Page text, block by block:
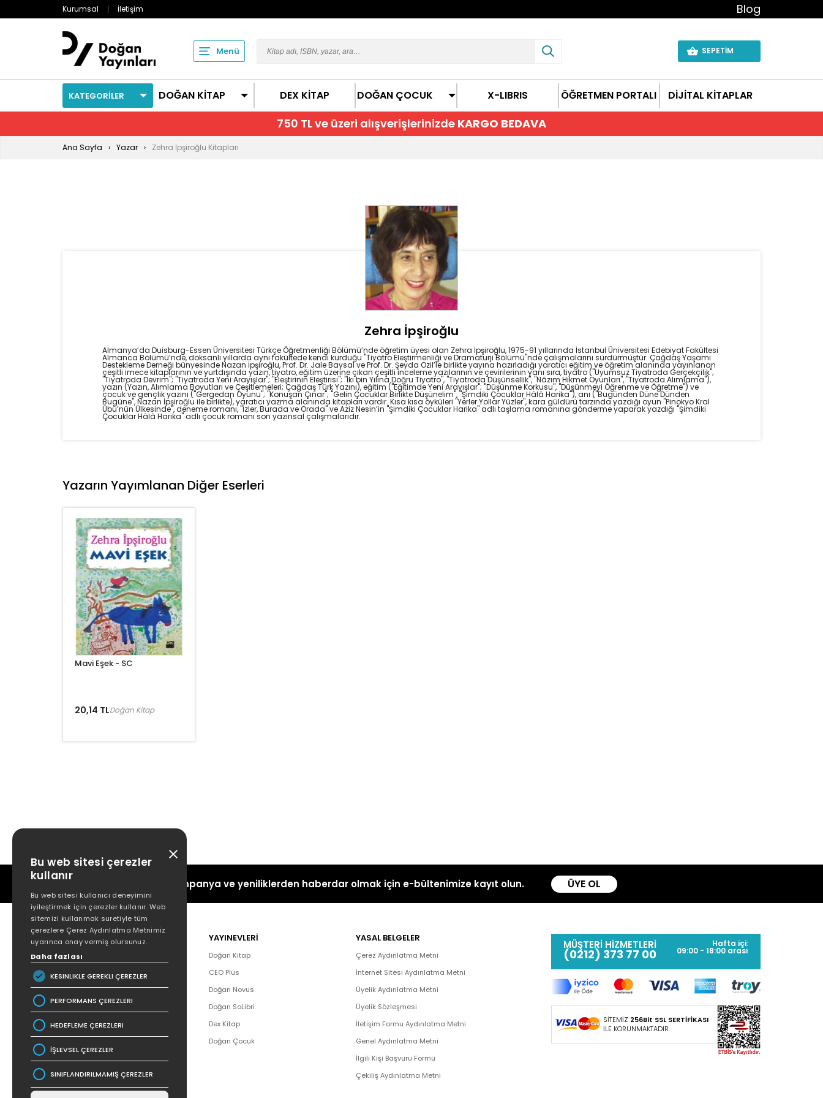
Kurumsal İletişim Blog
Menü SEPETİM
KATEGORİLER DOĞAN KİTAP DEX KİTAP DOĞAN ÇOCUK X-LIBRIS ÖĞRETMEN PORTALI DİJİTAL KİTAPLAR
750 TL ve üzeri alışverişlerinizde KARGO BEDAVA
Ana Sayfa Yazar Zehra İpşiroğlu Kitapları
Zehra İpşiroğlu
Almanya’da Duisburg-Essen Üniversitesi Türkçe Öğretmenliği Bölümü’nde öğretim üyesi olan Zehra İpşiroğlu, 1975-91 yıllarında İstanbul Üniversitesi Edebiyat Fakültesi
Almanca Bölümü’nde, doksanlı yıllarda aynı fakültede kendi kurduğu "Tiyatro Eleştirmenliği ve Dramaturji Bölümü"nde çalışmalarını sürdürmüştür. Çağdaş Yaşamı
Destekleme Derneği bünyesinde Nazan İpşiroğlu, Prof. Dr. Jale Baysal ve Prof. Dr. Şeyda Ozil’le birlikte yayına hazırladığı yaratıcı eğitim ve öğretim alanında yayınlanan
çeşitli imece kitaplarının ve yurtdışında yazın, tiyatro, eğitim üzerine çıkan çeşitli inceleme yazılarının ve çevirilerinin yanı sıra, tiyatro ("Uyumsuz Tiyatroda Gerçekçilik";
"Tiyatroda Devrim"; "Tiyatroda Yeni Arayışlar"; "Eleştirinin Eleştirisi"; "İki bin Yılına Doğru Tiyatro", "Tiyatroda Düşünsellik", "Nâzım Hikmet Oyunları", "Tiyatroda Alımlama"),
yazın (Yazın, Alımlama Boyutları ve Çeşitlemeleri; Çağdaş Türk Yazını), eğitim ("Eğitimde Yeni Arayışlar"; "Düşünme Korkusu", "Düşünmeyi Öğrenme ve Öğretme") ve
çocuk ve gençlik yazını ("Gergedan Oyunu"; "Konuşan Çınar"; "Gelin Çocuklar Birlikte Düşünelim", "Şimdiki Çocuklar Hâlâ Harika"), anı ("Bugünden Düne Dünden
Bugüne", Nazan İpşiroğlu ile birlikte), yaratıcı yazma alanında kitapları vardır. Kısa kısa öyküleri "Yerler Yollar Yüzler", kara güldürü tarzında yazdığı oyun "Pinokyo Kral
Übü’nün Ülkesinde", deneme romanı, "İzler, Burada ve Orada" ve Aziz Nesin’in "Şimdiki Çocuklar Harika" adlı taşlama romanına gönderme yaparak yazdığı "Şimdiki
Çocuklar Hâlâ Harika" adlı çocuk romanı son yazınsal çalışmalarıdır.
Yazarın Yayımlanan Diğer Eserleri
Mavi Eşek - SC
20,14 TLDoğan Kitap
Kampanya ve yeniliklerden haberdar olmak için e-bültenimize kayıt olun. ÜYE OL
POPÜLER
Hakkımızda
Yazar Listesi
İletişim
Bizden Haberler
YAYINEVLERİ
Doğan Kitap
CEO Plus
Doğan Novus
Doğan SoLibri
Dex Kitap
Doğan Çocuk
YASAL BELGELER
Çerez Aydınlatma Metni
İnternet Sitesi Aydınlatma Metni
Üyelik Aydınlatma Metni
Üyelik Sözleşmesi
İletişim Formu Aydınlatma Metni
Genel Aydınlatma Metni
İlgili Kişi Başvuru Formu
Çekiliş Aydınlatma Metni
MÜŞTERİ HİZMETLERİ
(0212) 373 77 00
Hafta içi:
09:00 - 18:00 arası
SİTEMİZ 256Bit SSL SERTİFİKASI
İLE KORUNMAKTADIR.
Bu web sitesi çerezler
kullanır
Bu web sitesi kullanıcı deneyimini
iyileştirmek için çerezler kullanır. Web
sitemizi kullanmak suretiyle tüm
çerezlere Çerez Aydınlatma Metnimiz
uyarınca onay vermiş olursunuz.
Daha fazlası
KESINLIKLE GEREKLI ÇEREZLER
PERFORMANS ÇEREZLERI
HEDEFLEME ÇEREZLERI
İŞLEVSEL ÇEREZLER
SINIFLANDIRILMAMIŞ ÇEREZLER